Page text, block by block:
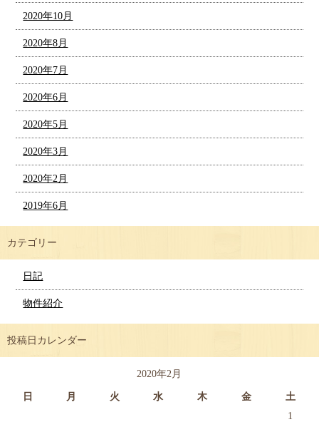
2020年10月
2020年8月
2020年7月
2020年6月
2020年5月
2020年3月
2020年2月
2019年6月
カテゴリー
日記
物件紹介
投稿日カレンダー
2020年2月
日 月 火 水 木 金
土
1